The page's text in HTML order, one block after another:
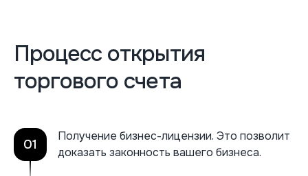
Процесс открытия
торгового счета
01
Получение бизнес-лицензии. Это позволит
доказать законность вашего бизнеса.